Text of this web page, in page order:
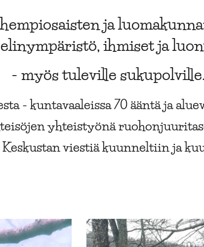
ja
ihmiset ja
- myös tuleville
- kuntavaaleissa 70 ääntä ja
yhteistyönä
viestiä kuunneltiin ja